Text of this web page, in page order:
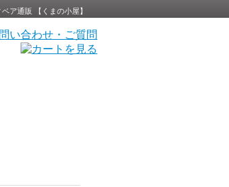
ア通販 【くまの小屋】